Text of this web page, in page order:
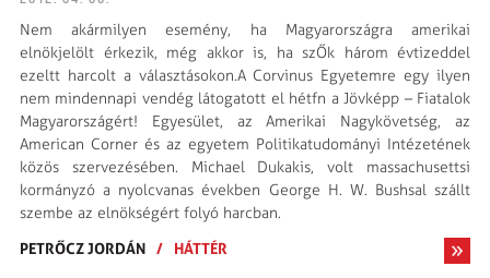
Nem akármilyen esemény, ha Magyarországra amerikai
elnökjelölt érkezik, még akkor is, ha szŐk három évtizeddel
ezeltt harcolt a választásokon.A Corvinus Egyetemre egy ilyen
nem mindennapi vendég látogatott el hétfn a Jövképp – Fiatalok
Magyarországért! Egyesület, az Amerikai Nagykövetség, az
American Corner és az egyetem Politika­tudomá­nyi Intézetének
közös szervezésében. Michael Dukakis, volt massachusettsi
kormányzó a nyolcvanas években George H. W. Bushsal szállt
szembe az elnökségért folyó harcban.
PETRŐCZ JORDÁN / HÁTTÉR